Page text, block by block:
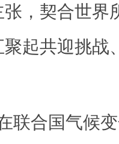
，契合世界
起共迎挑战
合国气候变